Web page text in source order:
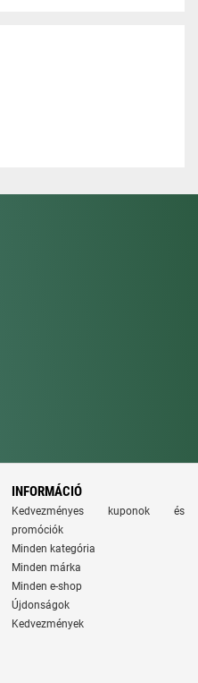
INFORMÁCIÓ
Kedvezményes kuponok és
promóciók
Minden kategória
Minden márka
Minden e-shop
Újdonságok
Kedvezmények